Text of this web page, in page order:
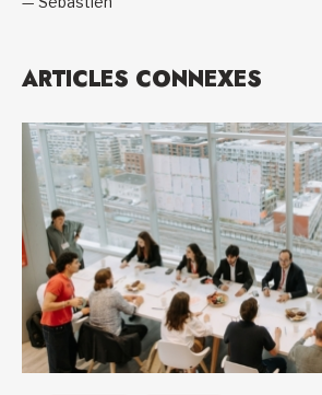
ARTICLES CONNEXES